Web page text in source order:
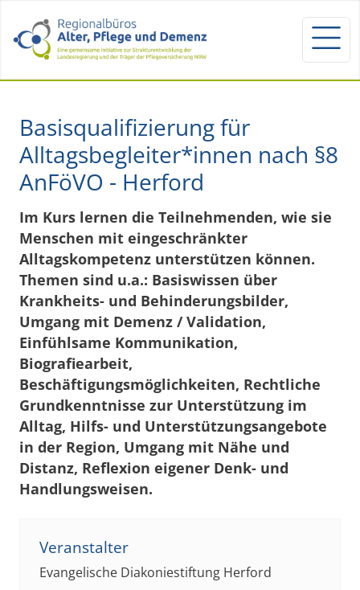
Basisqualifizierung für
Alltagsbegleiter*innen nach §8
AnFöVO - Herford
Im Kurs lernen die Teilnehmenden, wie sie
Menschen mit eingeschränkter
Alltagskompetenz unterstützen können.
Themen sind u.a.: Basiswissen über
Krankheits- und Behinderungsbilder,
Umgang mit Demenz / Validation,
Einfühlsame Kommunikation,
Biografiearbeit,
Beschäftigungsmöglichkeiten, Rechtliche
Grundkenntnisse zur Unterstützung im
Alltag, Hilfs- und Unterstützungsangebote
in der Region, Umgang mit Nähe und
Distanz, Reflexion eigener Denk- und
Handlungsweisen.
Veranstalter
Evangelische Diakoniestiftung Herford